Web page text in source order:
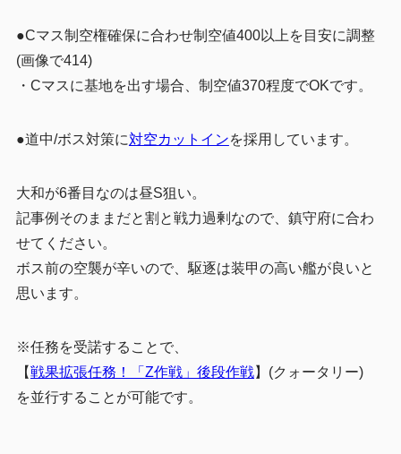
●Cマス制空権確保に合わせ制空値400以上を目安に調整
(画像で414)
・Cマスに基地を出す場合、制空値370程度でOKです。
●道中/ボス対策に対空カットインを採用しています。
大和が6番目なのは昼S狙い。
記事例そのままだと割と戦力過剰なので、鎮守府に合わ
せてください。
ボス前の空襲が辛いので、駆逐は装甲の高い艦が良いと
思います。
※任務を受諾することで、
【戦果拡張任務！「Z作戦」後段作戦】(クォータリー)
を並行することが可能です。